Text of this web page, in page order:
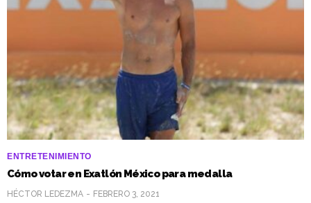
ENTRETENIMIENTO
Cómo votar en Exatlón México para medalla
HÉCTOR LEDEZMA FEBRERO 3, 2021